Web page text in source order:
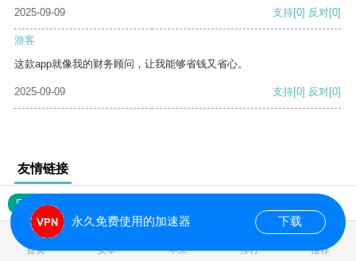
2025-09-09 支持[0] 反对[0]
游客
这款app就像我的财务顾问，让我能够省钱又省心。
2025-09-09 支持[0] 反对[0]
友情链接
网站地图
首页 安卓 苹果 排行 推荐
永久免费使用的加速器 下载
0.021885s